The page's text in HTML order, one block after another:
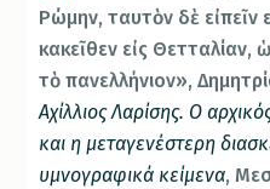
Ρώμην, ταυτὸν δὲ εἰπεῖν
κακεῖθεν εἰς Θετταλίαν,
τὸ πανελλήνιον»,
Αχίλλιος Λαρίσης. Ο
και η μεταγενέστερη
υμνογραφικά κείμενα,